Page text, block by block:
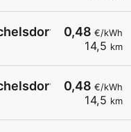
0,48 €/kWh
14,5 km
1
0,48 €/kWh
14,5 km
2